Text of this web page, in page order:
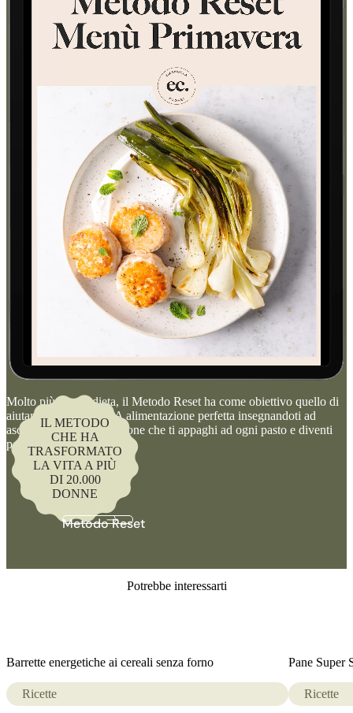
IL METODO
CHE HA
TRASFORMATO
LA VITA A PIÙ
DI 20.000
DONNE
Molto più di una dieta, il Metodo Reset ha come obiettivo quello di
aiutarti a creare la TUA alimentazione perfetta insegnandoti ad
ascoltarti. Un’alimentazione che ti appaghi ad ogni pasto e diventi
per te uno stile di vita.
Metodo Reset
Potrebbe interessarti
Barrette energetiche ai cereali senza forno
Ricette
Pane Super
Ricette